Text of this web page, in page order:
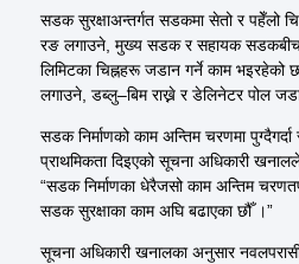
सडक सुरक्षाअन्तर्गत सडकमा सेतो र पहेँलो
रङ लगाउने, मुख्य सडक र सहायक सडकबीच
लिमिटका चिह्नहरू जडान गर्ने काम
लगाउने, डब्लु–बिम राख्ने र डेलिनेटर पोल
सडक निर्माणको काम अन्तिम चरणमा
प्राथमिकता दिइएको सूचना अधिकारी
“सडक निर्माणका धेरैजसो काम अन्तिम
सडक सुरक्षाका काम अघि बढाएका छौँ ।”
सूचना अधिकारी खनालका अनुसार नवलपरासी